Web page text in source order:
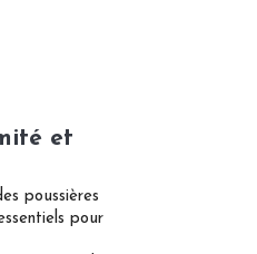
et
poussières
pour